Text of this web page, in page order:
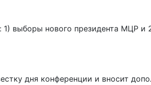
1) выборы нового президента МЦР
дня конференции и вносит